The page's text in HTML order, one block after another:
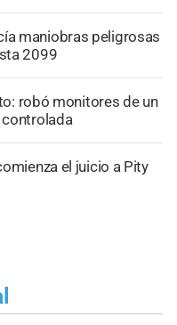
maniobras peligrosas
2099
robó monitores de un
el juicio a Pity